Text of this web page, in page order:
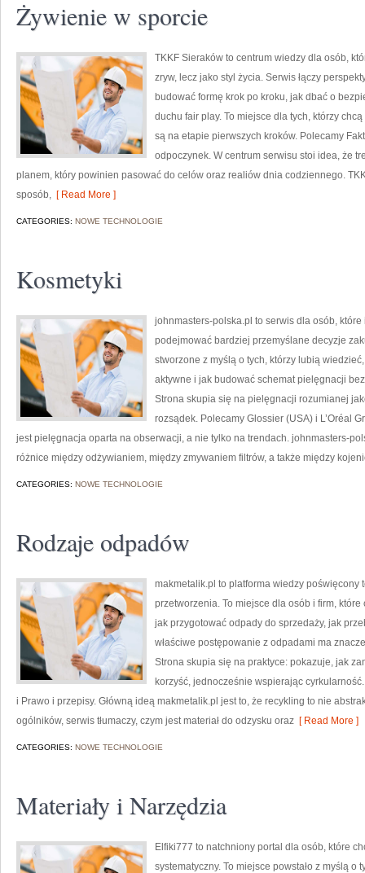
Żywienie w sporcie
TKKF Sieraków to centrum wiedzy dla osób,
zryw, lecz jako styl życia. Serwis łączy
budować formę krok po kroku, jak dbać o
duchu fair play. To miejsce dla tych, którzy
są na etapie pierwszych kroków. Polecamy
odpoczynek. W centrum serwisu stoi idea, że
planem, który powinien pasować do celów oraz realiów dnia codziennego.
sposób, [ Read More ]
CATEGORIES: NOWE TECHNOLOGIE
Kosmetyki
johnmasters-polska.pl to serwis dla osób,
podejmować bardziej przemyślane decyzje
stworzone z myślą o tych, którzy lubią
aktywne i jak budować schemat pielęgnacji
Strona skupia się na pielęgnacji rozumianej
rozsądek. Polecamy Glossier (USA) i L’Oréal
jest pielęgnacja oparta na obserwacji, a nie tylko na trendach. johnmasters-
różnice między odżywianiem, między zmywaniem filtrów, a także między
CATEGORIES: NOWE TECHNOLOGIE
Rodzaje odpadów
makmetalik.pl to platforma wiedzy poświęcony
przetworzenia. To miejsce dla osób i firm,
jak przygotować odpady do sprzedaży, jak
właściwe postępowanie z odpadami ma
Strona skupia się na praktyce: pokazuje, jak
korzyść, jednocześnie wspierając
i Prawo i przepisy. Główną ideą makmetalik.pl jest to, że recykling to nie
ogólników, serwis tłumaczy, czym jest materiał do odzysku oraz [ Read More ]
CATEGORIES: NOWE TECHNOLOGIE
Materiały i Narzędzia
Elfiki777 to natchniony portal dla osób, które
systematyczny. To miejsce powstało z myślą